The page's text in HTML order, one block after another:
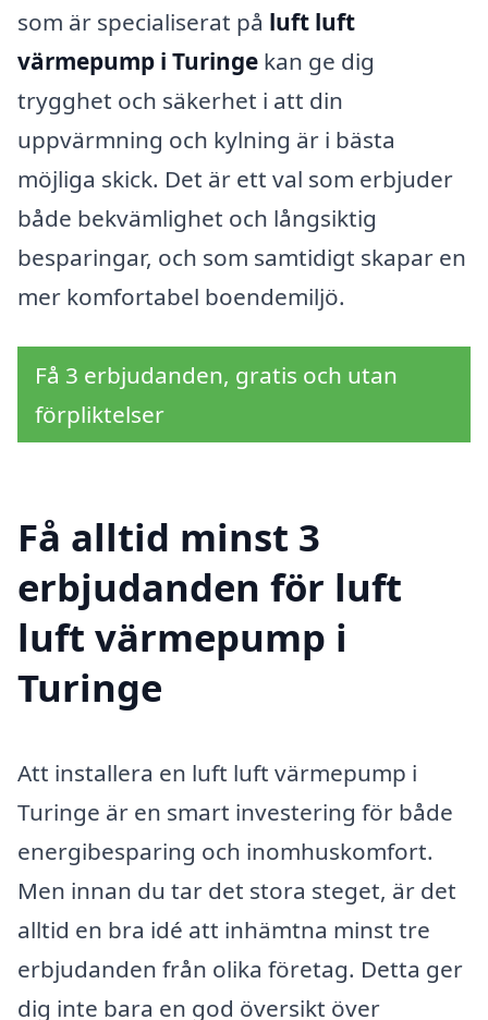
som är specialiserat på luft luft
värmepump i Turinge kan ge dig
trygghet och säkerhet i att din
uppvärmning och kylning är i bästa
möjliga skick. Det är ett val som erbjuder
både bekvämlighet och långsiktig
besparingar, och som samtidigt skapar en
mer komfortabel boendemiljö.
Få 3 erbjudanden, gratis och utan
förpliktelser
Få alltid minst 3
erbjudanden för luft
luft värmepump i
Turinge
Att installera en luft luft värmepump i
Turinge är en smart investering för både
energibesparing och inomhuskomfort.
Men innan du tar det stora steget, är det
alltid en bra idé att inhämtna minst tre
erbjudanden från olika företag. Detta ger
dig inte bara en god översikt över